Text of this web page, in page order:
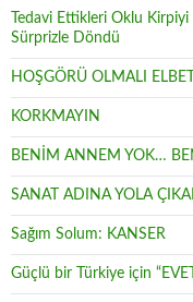
Tedavi Ettikleri Oklu
Sürprizle Döndü
HOŞGÖRÜ OLMALI
KORKMAYIN
BENİM ANNEM YOK…
SANAT ADINA YOLA
Sağım Solum: KANSER
Güçlü bir Türkiye için